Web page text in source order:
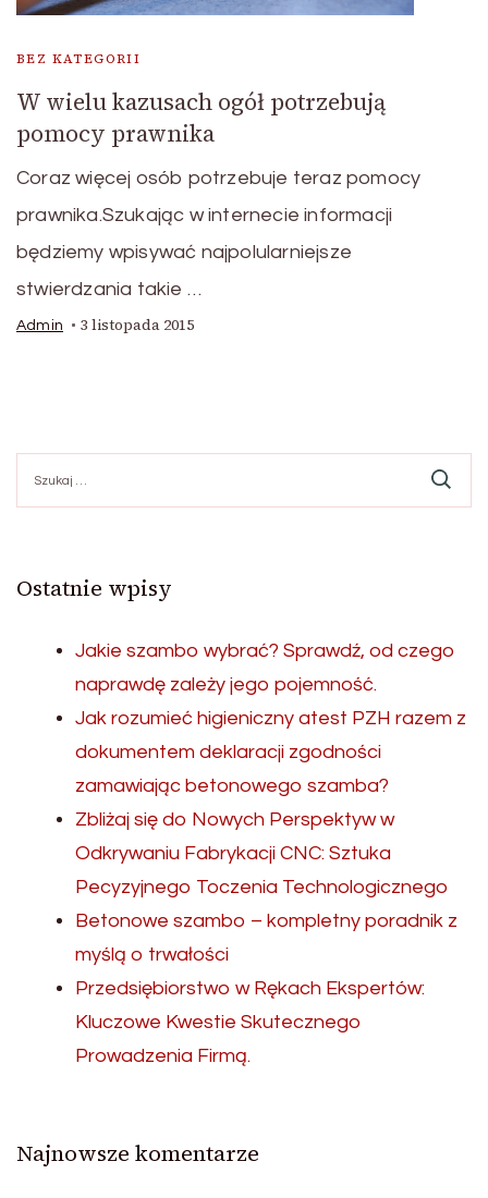
BEZ KATEGORII
W wielu kazusach ogół potrzebują
pomocy prawnika
Coraz więcej osób potrzebuje teraz pomocy
prawnika.Szukając w internecie informacji
będziemy wpisywać najpolularniejsze
stwierdzania takie …
Admin 3 listopada 2015
Ostatnie wpisy
Jakie szambo wybrać? Sprawdź, od czego
naprawdę zależy jego pojemność.
Jak rozumieć higieniczny atest PZH razem z
dokumentem deklaracji zgodności
zamawiając betonowego szamba?
Zbliżaj się do Nowych Perspektyw w
Odkrywaniu Fabrykacji CNC: Sztuka
Pecyzyjnego Toczenia Technologicznego
Betonowe szambo – kompletny poradnik z
myślą o trwałości
Przedsiębiorstwo w Rękach Ekspertów:
Kluczowe Kwestie Skutecznego
Prowadzenia Firmą.
Najnowsze komentarze